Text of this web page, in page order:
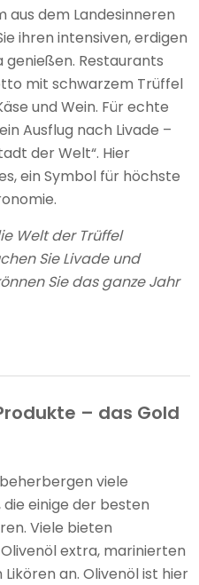
aus dem Landesinneren
ihren intensiven, erdigen
genießen. Restaurants
mit schwarzem Trüffel
und Wein. Für echte
Ausflug nach Livade –
der Welt“. Hier
ein Symbol für höchste
Welt der Trüffel
Sie Livade und
Sie das ganze Jahr
– das Gold
viele
einige der besten
Viele bieten
extra, marinierten
an. Olivenöl ist hier